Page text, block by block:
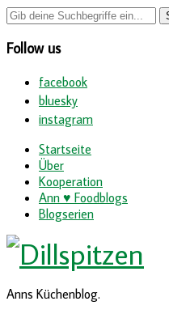
Follow us
facebook
bluesky
instagram
Startseite
Über
Kooperation
Ann ♥ Foodblogs
Blogserien
Anns Küchenblog.